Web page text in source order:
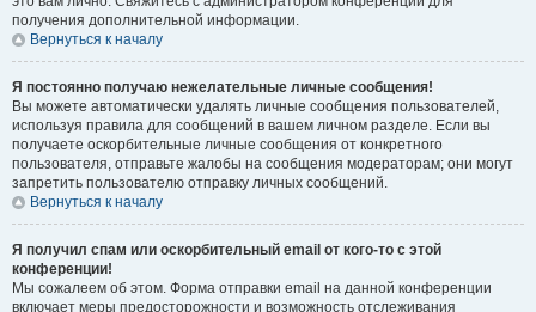
получения дополнительной информации.
Вернуться к началу
Я постоянно получаю нежелательные личные сообщения!
Вы можете автоматически удалять личные сообщения пользователей,
используя правила для сообщений в вашем личном разделе. Если вы
получаете оскорбительные личные сообщения от конкретного
пользователя, отправьте жалобы на сообщения модераторам; они могут
запретить пользователю отправку личных сообщений.
Вернуться к началу
Я получил спам или оскорбительный email от кого-то с этой
конференции!
Мы сожалеем об этом. Форма отправки email на данной конференции
включает меры предосторожности и возможность отслеживания